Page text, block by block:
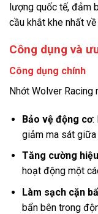
lượng quốc tế, đảm
cầu khắt khe nhất
Công dụng và
Công dụng chính
Nhớt Wolver Racing
Bảo vệ động cơ:
giảm ma sát giữa
Tăng cường
hoạt động một
Làm sạch cặn
bẩn bên trong